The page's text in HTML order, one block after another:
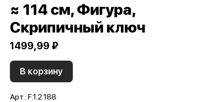
≈ 114 см, Фигура,
Скрипичный ключ
1499,99 ₽
В корзину
Арт.: F.1.2.188